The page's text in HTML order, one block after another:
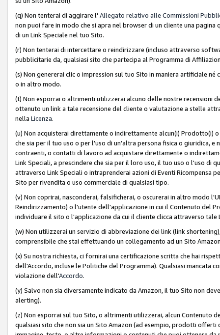
(q) Non tenterai di aggirare l' Allegato relativo alle Commissioni
non puoi fare in modo che si apra nel browser di un cliente una
di un Link Speciale nel tuo Sito.
(r) Non tenterai di intercettare o reindirizzare (incluso attraverso
pubblicitarie da, qualsiasi sito che partecipa al Programma di
(s) Non genererai clic o impression sul tuo Sito in maniera artificiale
o in altro modo.
(t) Non esporrai o altrimenti utilizzerai alcuno delle nostre recensioni
ottenuto un link a tale recensione del cliente o valutazione a stelle
nella Licenza.
(u) Non acquisterai direttamente o indirettamente alcun(i) Prodotto(i)
che sia per il tuo uso o per l'uso di un'altra persona fisica o giuridica,
contraenti, o contatti di lavoro ad acquistare direttamente o
Link Speciali, a prescindere che sia per il loro uso, il tuo uso o l'uso di
attraverso Link Speciali o intraprenderai azioni di Eventi
Sito per rivendita o uso commerciale di qualsiasi tipo.
(v) Non coprirai, nasconderai, falsificherai, o oscurerai in altro modo
Reindirizzamento) o l'utente dell'applicazione in cui il Contenuto del
individuare il sito o l'applicazione da cui il cliente clicca attraverso tale
(w) Non utilizzerai un servizio di abbreviazione dei link (link
comprensibile che stai effettuando un collegamento ad un Sito
(x) Su nostra richiesta, ci fornirai una certificazione scritta che hai
dell'Accordo, incluse le Politiche del Programma). Qualsiasi mancata
violazione dell'Accordo.
(y) Salvo non sia diversamente indicato da Amazon, il tuo Sito non
alerting).
(z) Non esporrai sul tuo Sito, o altrimenti utilizzerai, alcun Contenuto
qualsiasi sito che non sia un Sito Amazon (ad esempio, prodotti